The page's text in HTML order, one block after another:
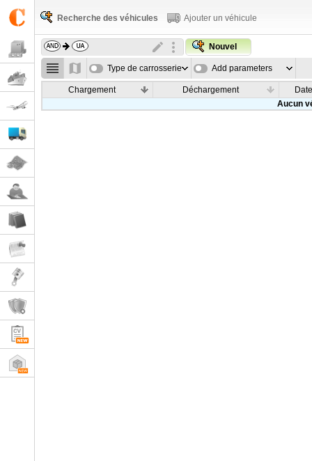
Recherche des véhicules Ajouter un véhicule
Nouvel
Type de carrosserie Add parameters
Chargement Déchargement
Aucun